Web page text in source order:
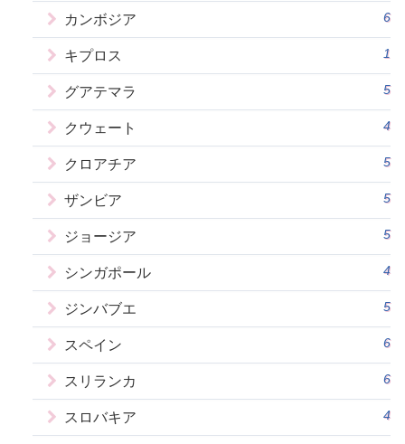
カンボジア 6
キプロス 1
グアテマラ 5
クウェート 4
クロアチア 5
ザンビア 5
ジョージア 5
シンガポール 4
ジンバブエ 5
スペイン 6
スリランカ 6
スロバキア 4